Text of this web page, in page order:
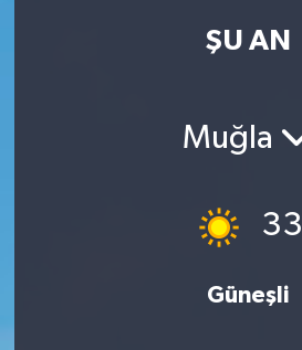
ŞU AN
Muğla
33
Güneşli